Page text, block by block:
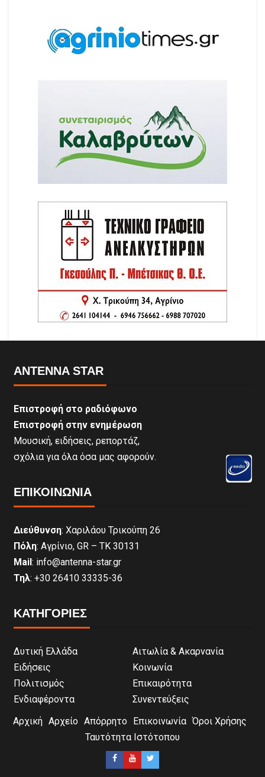
ANTENNA STAR
Επιστροφή στο ραδιόφωνο
Επιστροφή στην ενημέρωση
Μουσική, ειδήσεις, ρεπορτάζ,
σχόλια για όλα όσα μας αφορούν.
ΕΠΙΚΟΙΝΩΝΊΑ
Διεύθυνση: Χαριλάου Τρικούπη 26
Πόλη: Αγρίνιο, GR – ΤΚ 30131
Mail: info@antenna-star.gr
Τηλ: +30 26410 33335-36
ΚΑΤΗΓΟΡΙΕΣ
Δυτική Ελλάδα
Αιτωλία & Ακαρνανία
Ειδήσεις
Κοινωνία
Πολιτισμός
Επικαιρότητα
Ενδιαφέροντα
Συνεντεύξεις
Αρχική Αρχείο Απόρρητο Επικοινωνία Όροι Χρήσης
Ταυτότητα Ιστότοπου